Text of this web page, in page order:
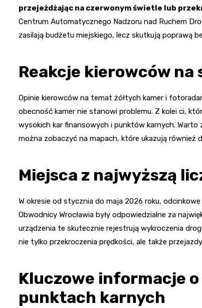
przejeżdżając na czerwonym świetle lub
Centrum Automatycznego Nadzoru nad Ruchem
zasilają budżetu miejskiego, lecz skutkują poprawą
Reakcje kierowców
Opinie kierowców na temat żółtych kamer i
obecność kamer nie stanowi problemu. Z kolei ci,
wysokich kar finansowych i punktów karnych. Warto
można zobaczyć na mapach, które ukazują również
Miejsca z najwyższą
W okresie od stycznia do maja 2026 roku,
Obwodnicy Wrocławia były odpowiedzialne za
urządzenia te skutecznie rejestrują wykroczenia
nie tylko przekroczenia prędkości, ale także
Kluczowe informacje
punktach karnych